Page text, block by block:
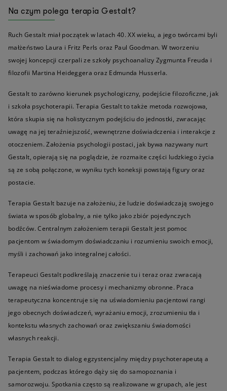
Na czym polega terapia Gestalt?
Ruch Gestalt miał początek w latach 40. XX wieku, a jego twórcami byli
małżeństwo Laura i Fritz Perls oraz Paul Goodman. W tworzeniu
swojej koncepcji czerpali ze szkoły psychoanalizy Zygmunta Freuda i
filozofii Martina Heideggera oraz Edmunda Husserla.
Gestalt to zarówno kierunek psychologiczny, podejście filozoficzne, jak
i szkoła psychoterapii. Terapia Gestalt to także metoda rozwojowa,
która skupia się na holistycznym podejściu do jednostki, zwracając
uwagę na jej teraźniejszość, wewnętrzne doświadczenia i interakcje z
otoczeniem. Założenia psychologii postaci, jak bywa nazywany nurt
Gestalt, opierają się na poglądzie, że rozmaite części ludzkiego życia
są ze sobą połączone, w wyniku tych koneksji powstają figury oraz
postacie.
Terapia Gestalt bazuje na założeniu, że ludzie doświadczają swojego
świata w sposób globalny, a nie tylko jako zbiór pojedynczych
bodźców. Centralnym założeniem terapii Gestalt jest pomoc
pacjentom w świadomym doświadczaniu i rozumieniu swoich emocji,
myśli i zachowań jako integralnej całości.
Terapeuci Gestalt podkreślają znaczenie tu i teraz oraz zwracają
uwagę na nieświadome procesy i mechanizmy obronne. Praca
terapeutyczna koncentruje się na uświadomieniu pacjentowi rangi
jego obecnych doświadczeń, wyrażaniu emocji, zrozumieniu tła i
kontekstu własnych zachowań oraz zwiększaniu świadomości
własnych reakcji.
Terapia Gestalt to dialog egzystencjalny między psychoterapeutą a
pacjentem, podczas którego dąży się do samopoznania i
samorozwoju. Spotkania często są realizowane w grupach, ale jest